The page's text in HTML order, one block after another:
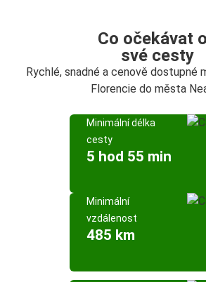
Co očekávat
své cesty
Rychlé, snadné a cenově dostupné
Florencie do města
Minimální délka
cesty
5 hod 55 min
Minimální
vzdálenost
485 km